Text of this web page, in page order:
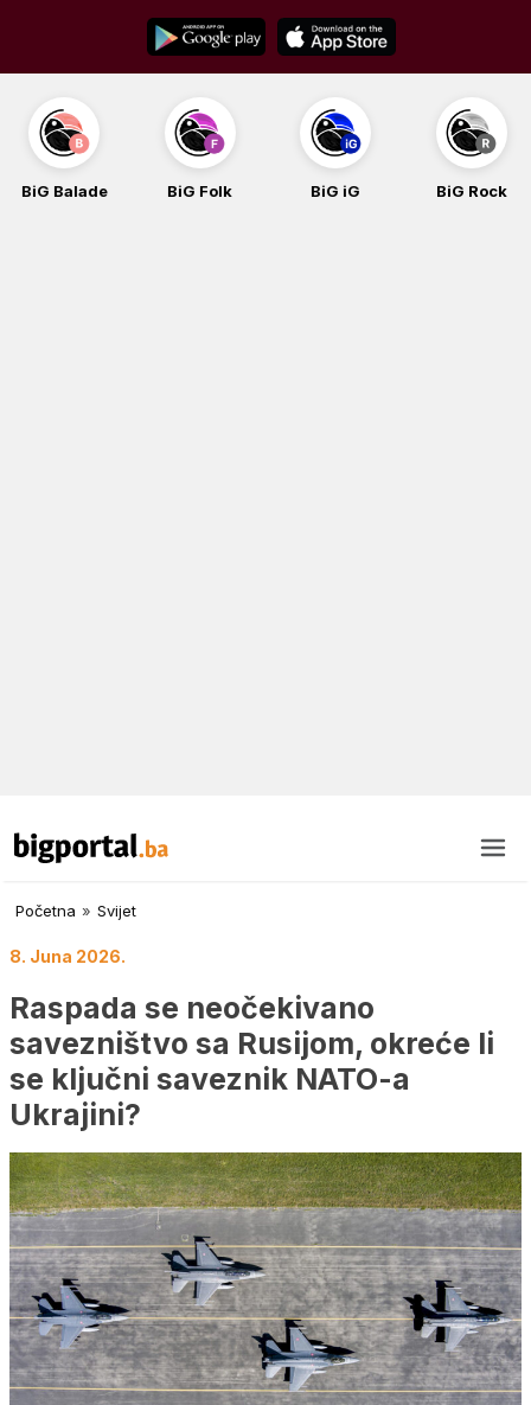
content
BiG Balade BiG Folk BiG iG BiG Rock
Početna » Svijet
8. Juna 2026.
Raspada se neočekivano
savezništvo sa Rusijom, okreće li
se ključni saveznik NATO-a
Ukrajini?